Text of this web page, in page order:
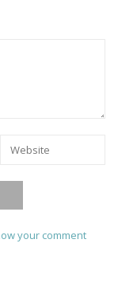
Website
your comment